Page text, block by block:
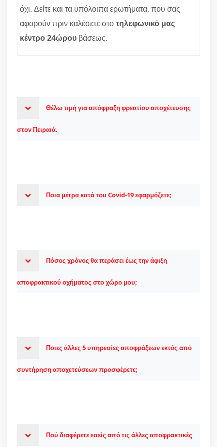
όχι. Δείτε και τα υπόλοιπα ερωτήματα, που σας
αφορούν πριν καλέσετε στοτηλεφωνικό μας
κέντρο 24ώρου βάσεως.
Θέλω τιμή για απόφραξη φρεατίου αποχέτευσης
στον Πειραιά.
Ποια μέτρα κατά του Covid-19 εφαρμόζετε;
Πόσος χρόνος θα περάσει έως την άφιξη
αποφρακτικού οχήματος στο χώρο μου;
Ποιες άλλες 5 υπηρεσίες αποφράξεων εκτός από
συντήρηση αποχετεύσεων προσφέρετε;
Πού διαφέρετε εσείς από τις άλλες αποφρακτικές